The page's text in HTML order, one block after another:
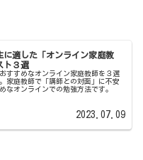
に適した「オンライン家庭教
ト３選
すすめなオンライン家庭教師を３選
家庭教師で「講師との対面」に不安
なオンラインでの勉強方法です。
2023.07.09